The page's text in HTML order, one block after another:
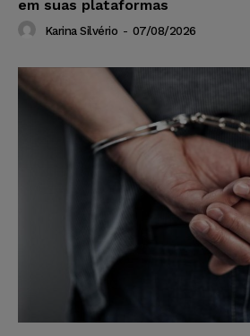
em suas plataformas
Karina Silvério - 07/08/2026